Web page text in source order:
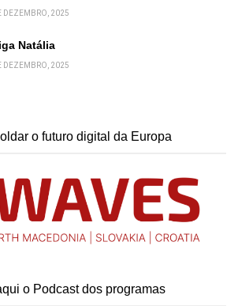
DEZEMBRO, 2025
Natália
DEZEMBRO, 2025
o futuro digital da Europa
o Podcast dos programas